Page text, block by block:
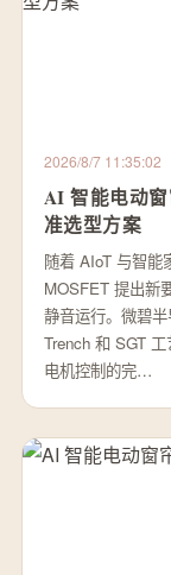
2026/8/7 11:35:02
AI 智能电动
准选型方案
随着 AIoT 与智能
MOSFET 提出新
静音运行。微碧
Trench 和 SGT
电机控制的完…